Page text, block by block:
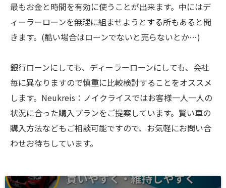
最もお金と時間を有効に使うことが出来ます。中にはデ
ィーラーローンを無理に組ませようとする所もあると聞
きます。(酷い場合はローンでないと売らないとか…)
銀行ローンにしても、ディーラーローンにしても、会社
毎に異なりますので慎重に比較検討することをオススメ
します。Neukreis：ノイクライスではお客様一人一人の
状況に合った購入プランをご提案しています。賢い車の
購入方法などもご相談可能ですので、お気軽にお問い合
わせお待ちしています。